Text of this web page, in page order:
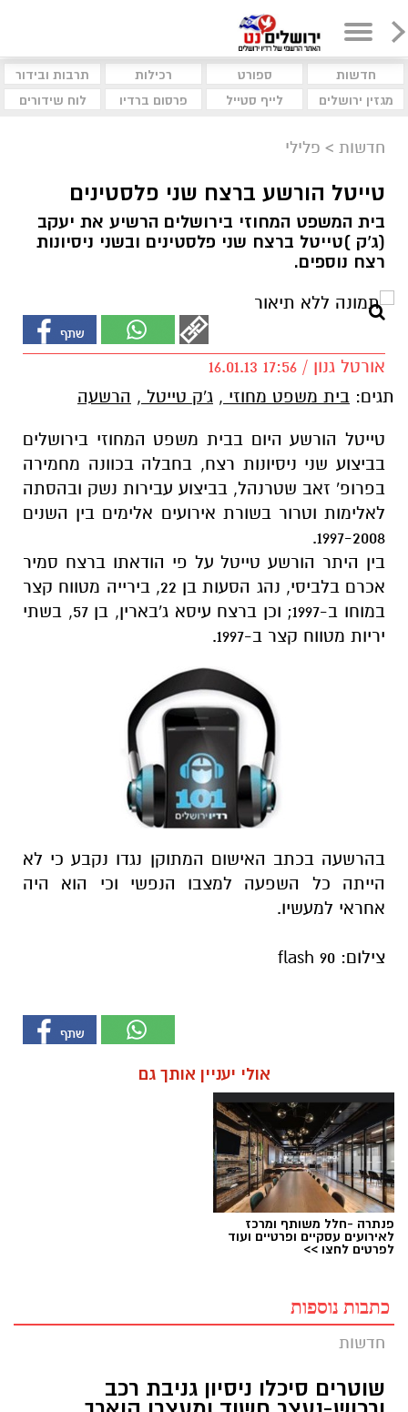
חדשות ספורט רכילות
תרבות ובידור
מגזין ירושלים
לייף סטייל פרסום ברדיו לוח שידורים
חדשות > פלילי
טייטל הורשע ברצח שני פלסטינים
בית המשפט המחוזי בירושלים הרשיע את יעקב
(ג'ק )טייטל ברצח שני פלסטינים ובשני ניסיונות
רצח נוספים.
אורטל גנון / 17:56 16.01.13
תגים: בית משפט מחוזי , ג'ק טייטל , הרשעה
טייטל הורשע היום בבית משפט המחוזי בירושלים
בביצוע שני ניסיונות רצח, בחבלה בכוונה מחמירה
בפרופ' זאב שטרנהל, בביצוע עבירות נשק ובהסתה
לאלימות וטרור בשורת אירועים אלימים בין השנים
1997-2008.
בין היתר הורשע טייטל על פי הודאתו ברצח סמיר
אכרם בלביסי, נהג הסעות בן 22, בירייה מטווח קצר
במוחו ב-1997; וכן ברצח עיסא ג'בארין, בן 57, בשתי
יריות מטווח קצר ב-1997.
בהרשעה בכתב האישום המתוקן נגדו נקבע כי לא
הייתה כל השפעה למצבו הנפשי וכי הוא היה
אחראי למעשיו.
צילום: flash 90
אולי יעניין אותך גם
פנתרה -חלל משותף ומרכז
לאירועים עסקיים ופרטיים ועוד
לפרטים לחצו >>
כתבות נוספות
חדשות
שוטרים סיכלו ניסיון גניבת רכב